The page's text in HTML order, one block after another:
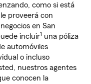
como si está
proveerá con
en San
incluir1 una póliza
automóviles
o incluso
nuestros agentes
conocen la